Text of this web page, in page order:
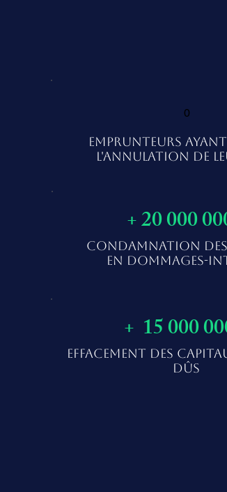
0
EMPRUNTEURS
L'ANNULATION DE
+ 20 000
CONDAMNATION
EN DOMMAGES-
+ 15 000
EFFACEMENT DES
DÛS